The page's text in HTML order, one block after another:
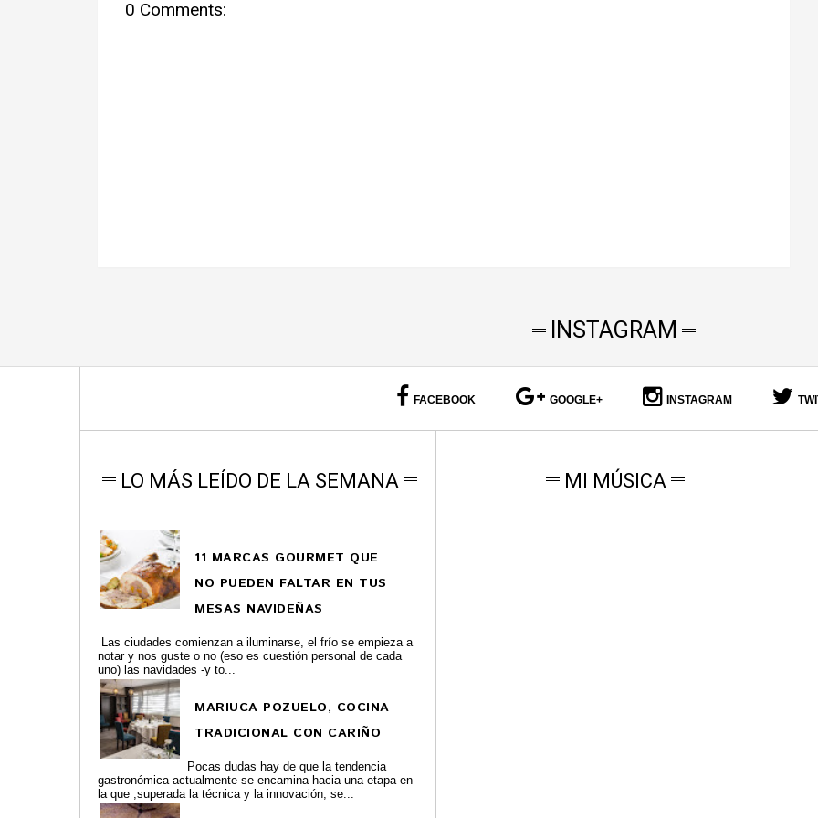
0 Comments:
INSTAGRAM
FACEBOOK GOOGLE+ INSTAGRAM
LO MÁS LEÍDO DE LA SEMANA
11 MARCAS GOURMET QUE
NO PUEDEN FALTAR EN TUS
MESAS NAVIDEÑAS
Las ciudades comienzan a iluminarse, el frío se empieza a
notar y nos guste o no (eso es cuestión personal de cada
uno) las navidades -y to...
MARIUCA POZUELO, COCINA
TRADICIONAL CON CARIÑO
Pocas dudas hay de que la tendencia
gastronómica actualmente se encamina hacia una etapa en
la que ,superada la técnica y la innovación, se...
MI MÚSICA